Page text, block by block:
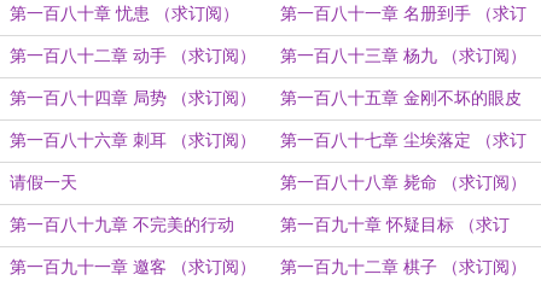
订阅）
第一百八十章 忧患 （求订阅） 第一百八十一章 名册到手 （求订
阅）
第一百八十二章 动手 （求订阅） 第一百八十三章 杨九 （求订阅）
第一百八十四章 局势 （求订阅） 第一百八十五章 金刚不坏的眼皮
（求订阅）
第一百八十六章 刺耳 （求订阅） 第一百八十七章 尘埃落定 （求订
阅）
请假一天 第一百八十八章 毙命 （求订阅）
第一百八十九章 不完美的行动
（求订阅）
第一百九十章 怀疑目标 （求订
阅）
第一百九十一章 邀客 （求订阅） 第一百九十二章 棋子 （求订阅）